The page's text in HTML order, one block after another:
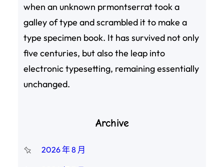
when an unknown prmontserrat took a
galley of type and scrambled it to make a
type specimen book. It has survived not only
five centuries, but also the leap into
electronic typesetting, remaining essentially
unchanged.
Archive
2026 年 8 月